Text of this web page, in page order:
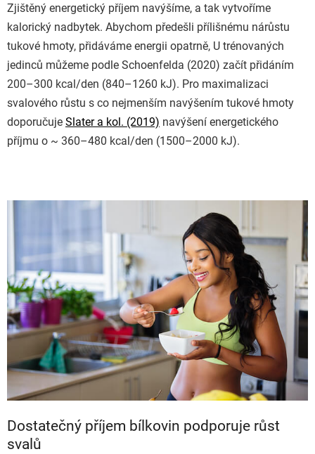
Zjištěný energetický příjem navýšíme, a tak vytvoříme
kalorický nadbytek. Abychom předešli přílišnému nárůstu
tukové hmoty, přidáváme energii opatrně, U trénovaných
jedinců můžeme podle Schoenfelda (2020) začít přidáním
200–300 kcal/den (840–1260 kJ). Pro maximalizaci
svalového růstu s co nejmenším navýšením tukové hmoty
doporučuje Slater a kol. (2019) navýšení energetického
příjmu o ~ 360–480 kcal/den (1500–2000 kJ).
Dostatečný příjem bílkovin podporuje růst
svalů